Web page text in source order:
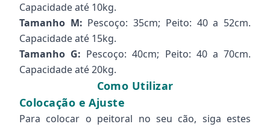
Capacidade até 10kg.
Tamanho M: Pescoço: 35cm; Peito: 40 a 52cm.
Capacidade até 15kg.
Tamanho G: Pescoço: 40cm; Peito: 40 a 70cm.
Capacidade até 20kg.
Como Utilizar
Colocação e Ajuste
Para colocar o peitoral no seu cão, siga estes